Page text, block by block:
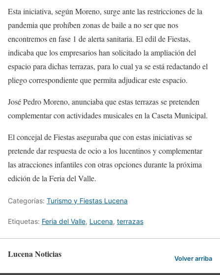
Esta iniciativa, según Moreno, surge ante las restricciones de la
pandemia que prohíben zonas de baile a no ser que nos
encontremos en fase 1 de alerta sanitaria. El edil de Fiestas,
indicaba que los empresarios han solicitado la ampliación del
espacio para dichas terrazas, para lo cual ya se está redactando el
pliego correspondiente que permita adjudicar este espacio.
José Pedro Moreno, anunciaba que estas terrazas se pretenden
complementar con actividades musicales en la Caseta Municipal.
El concejal de Fiestas aseguraba que con estas iniciativas se
pretende dar respuesta de ocio a los lucentinos y complementar
las atracciones infantiles con otras opciones durante la próxima
edición de la Feria del Valle.
Categorías: Turismo y Fiestas Lucena
Etiquetas: Feria del Valle, Lucena, terrazas
Lucena Noticias Volver arriba